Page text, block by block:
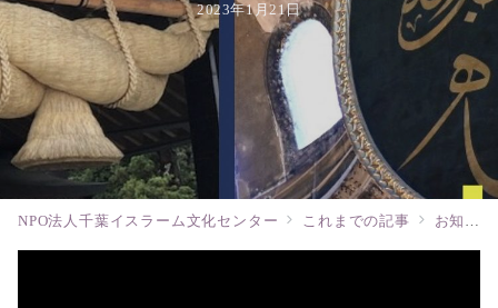
2023年1月21日
NPO法人千葉イスラーム文化センター これまでの記事 お知らせ